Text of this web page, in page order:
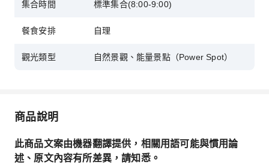
集合時間 標準集合(8:00-9:00)
餐食安排 自理
觀光類型 自然景觀、能量景點（Power Spot）
商品說明
此商品文案由機器翻譯提供，相關用語可能與慣用論
述、原文內容有所差異，請知悉。